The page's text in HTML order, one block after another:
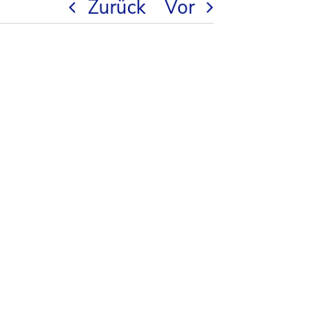
Zurück Vor